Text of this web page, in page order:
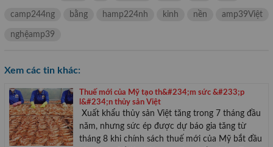
camp244ng bằng hamp224nh kinh nền amp39Việt
nghệamp39
Xem các tin khác:
Thuế mới của Mỹ tạo th&#234;m sức &#233;p
l&#234;n thủy sản Việt
Xuất khẩu thủy sản Việt tăng trong 7 tháng đầu
năm, nhưng sức ép được dự báo gia tăng từ
tháng 8 khi chính sách thuế mới của Mỹ bắt đầu